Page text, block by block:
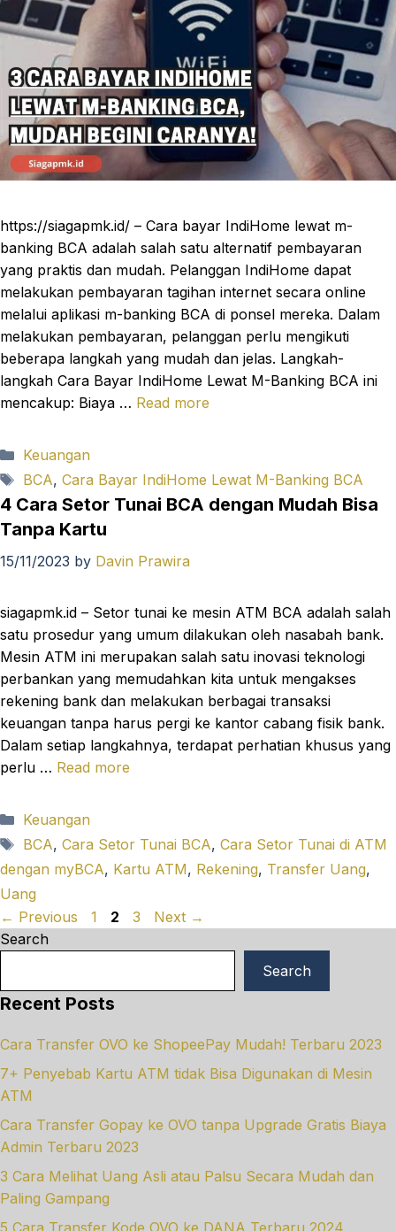
https://siagapmk.id/ – Cara bayar IndiHome lewat m-
banking BCA adalah salah satu alternatif pembayaran
yang praktis dan mudah. Pelanggan IndiHome dapat
melakukan pembayaran tagihan internet secara online
melalui aplikasi m-banking BCA di ponsel mereka. Dalam
melakukan pembayaran, pelanggan perlu mengikuti
beberapa langkah yang mudah dan jelas. Langkah-
langkah Cara Bayar IndiHome Lewat M-Banking BCA ini
mencakup: Biaya … Read more
Categories
Keuangan
Tags
BCA, Cara Bayar IndiHome Lewat M-Banking BCA
4 Cara Setor Tunai BCA dengan Mudah Bisa
Tanpa Kartu
15/11/2023 by Davin Prawira
siagapmk.id – Setor tunai ke mesin ATM BCA adalah salah
satu prosedur yang umum dilakukan oleh nasabah bank.
Mesin ATM ini merupakan salah satu inovasi teknologi
perbankan yang memudahkan kita untuk mengakses
rekening bank dan melakukan berbagai transaksi
keuangan tanpa harus pergi ke kantor cabang fisik bank.
Dalam setiap langkahnya, terdapat perhatian khusus yang
perlu … Read more
Categories
Keuangan
Tags
BCA, Cara Setor Tunai BCA, Cara Setor Tunai di ATM
dengan myBCA, Kartu ATM, Rekening, Transfer Uang,
Uang
← Previous Page
1 Page
2 Page
3 Next →
Search
Search
Recent Posts
Cara Transfer OVO ke ShopeePay Mudah! Terbaru 2023
7+ Penyebab Kartu ATM tidak Bisa Digunakan di Mesin
ATM
Cara Transfer Gopay ke OVO tanpa Upgrade Gratis Biaya
Admin Terbaru 2023
3 Cara Melihat Uang Asli atau Palsu Secara Mudah dan
Paling Gampang
5 Cara Transfer Kode OVO ke DANA Terbaru 2024